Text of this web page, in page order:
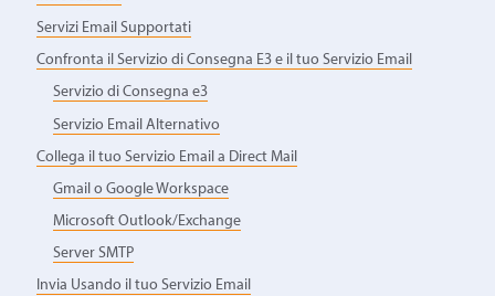
Servizi Email Supportati
Confronta il Servizio di Consegna E3 e il tuo Servizio Email
Servizio di Consegna e3
Servizio Email Alternativo
Collega il tuo Servizio Email a Direct Mail
Gmail o Google Workspace
Microsoft Outlook/Exchange
Server SMTP
Invia Usando il tuo Servizio Email